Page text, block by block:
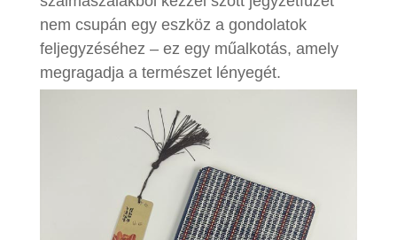
nem csupán egy eszköz a gondolatok
feljegyzéséhez – ez egy műalkotás, amely
megragadja a természet lényegét.